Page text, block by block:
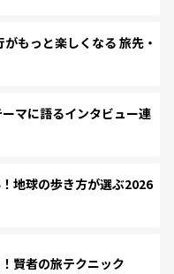
もっと楽しくなる 旅先・
マに語るインタビュー連
地球の歩き方が選ぶ2026
賢者の旅テクニック